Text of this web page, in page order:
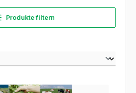
Produkte filtern